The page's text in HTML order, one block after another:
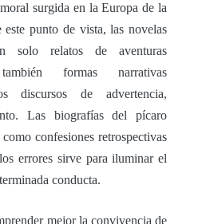
surgida en la Europa de la
este punto de vista, las novelas
solo relatos de aventuras
formas narrativas
discursos de advertencia,
Las biografías del pícaro
confesiones retrospectivas
errores sirve para iluminar el
conducta.
mejor la convivencia de